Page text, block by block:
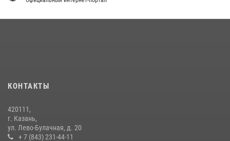
10 июля 2026, 12:50
праздничное богослужение
28 июля 2026, 09:38 4
КОНТАКТЫ
420111,
г. Казань,
ул. Лево-Булачная, д. 20
+ 7 (843) 231-44-11